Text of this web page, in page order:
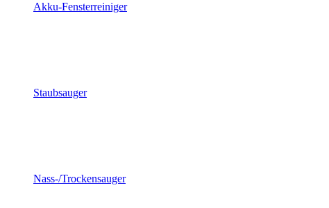
Akku-Fensterreiniger
Staubsauger
Nass-/Trockensauger